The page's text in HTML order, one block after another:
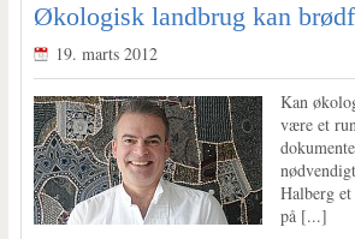
Økologisk landbrug kan
19. marts 2012
Kan
være et
Halberg
på [...]